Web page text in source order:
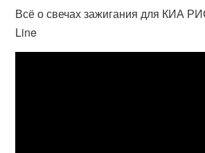
Всё о свечах зажигания для КИА
Line